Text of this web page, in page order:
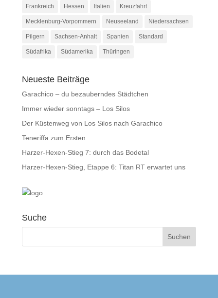
Frankreich Hessen Italien Kreuzfahrt
Mecklenburg-Vorpommern Neuseeland Niedersachsen
Pilgern Sachsen-Anhalt Spanien Standard
Südafrika Südamerika Thüringen
Neueste Beiträge
Garachico – du bezauberndes Städtchen
Immer wieder sonntags – Los Silos
Der Küstenweg von Los Silos nach Garachico
Teneriffa zum Ersten
Harzer-Hexen-Stieg 7: durch das Bodetal
Harzer-Hexen-Stieg, Etappe 6: Titan RT erwartet uns
Suche